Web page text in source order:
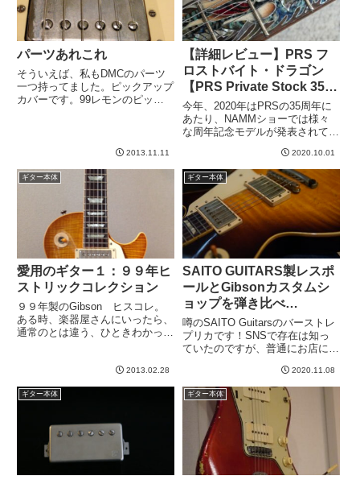
パーツあれこれ
そういえば、私もDMCのパーツ
一つ持ってました。ピックアップ
カバーです。99レモンのピック
取り外せなかったので、やむなく
に...
2013.11.11
【詳細レビュー】PRS フ
ロストバイト・ドラゴン
【PRS Private Stock 35th
Anniversary Dragon】
今年、2020年はPRSの35周年に
あたり、NAMMショーでは様々
な周年記念モデルが発表されてい
れているPRSのフラッグシップ
モデルであるドラゴンも発表され
ていました。ボディにおおきくイ
ンレイの入った30th ...
2020.10.01
ギター本体
愛用のギター１：９９年ヒ
ストリックコレクション
９９年製のGibson ヒスコレ。
ある時、楽器屋さんにいったら、
通常のとは違う、ひときわかっこ
トリックコレクション」なるもの
だそうだ。1959年製のレスポー
ルの復刻版なんだそうだ。...
2013.02.28
ギター本体
SAITO GUITARS製レスポ
ールとGibsonカスタムシ
ョップを弾き比べ
【Portrait Line No.1】
噂のSAITO Guitarsのバーストレ
プリカです！SNSで存在は知っ
ていたのですが、普通にお店に在
ました。ところがある、というこ
とが昨夜、ギタ友とのLINEで発
覚したので盛り上がった勢いのま
ま、本日試奏させ...
2020.11.08
ギター本体 ギター本体